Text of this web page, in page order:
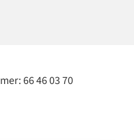
66 46 03 70